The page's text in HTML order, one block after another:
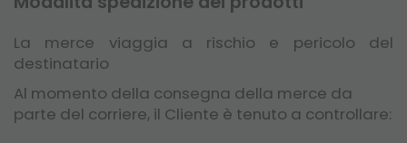
La merce viaggia a rischio e pericolo del
destinatario
Al momento della consegna della merce da
parte del corriere, il Cliente è tenuto a controllare: